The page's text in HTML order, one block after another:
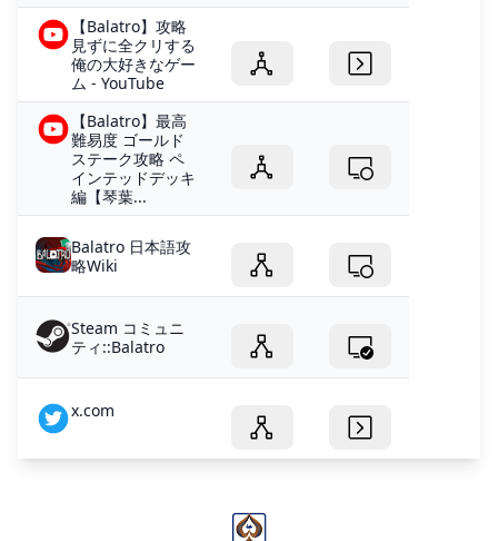
【Balatro】攻略
見ずに全クリする
俺の大好きなゲー
ム - YouTube
【Balatro】最高
難易度 ゴールド
ステーク攻略 ペ
インテッドデッキ
編【琴葉...
Balatro 日本語攻
略Wiki
Steam コミュニ
ティ::Balatro
x.com